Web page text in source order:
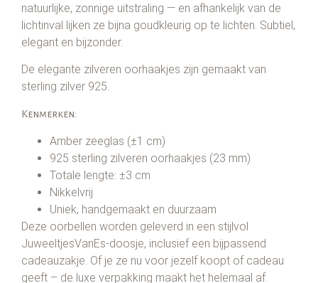
natuurlijke, zonnige uitstraling — en afhankelijk van de
lichtinval lijken ze bijna goudkleurig op te lichten. Subtiel,
elegant en bijzonder.
De elegante zilveren oorhaakjes zijn gemaakt van
sterling zilver 925.
Kenmerken:
Amber zeeglas (±1 cm)
925 sterling zilveren oorhaakjes (23 mm)
Totale lengte: ±3 cm
Nikkelvrij
Uniek, handgemaakt en duurzaam
Deze oorbellen worden geleverd in een stijlvol
JuweeltjesVanEs-doosje, inclusief een bijpassend
cadeauzakje. Of je ze nu voor jezelf koopt of cadeau
geeft – de luxe verpakking maakt het helemaal af.